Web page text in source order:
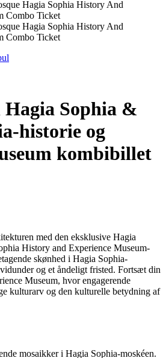
Hagia Sophia &
historie og
kombibillet
med den eksklusive Hagia
History and Experience Museum-
skønhed i Hagia Sophia-
og et åndeligt fristed. Fortsæt din
Museum, hvor engagerende
kulturarv og den kulturelle betydning af
mosaikker i Hagia Sophia-moskéen.